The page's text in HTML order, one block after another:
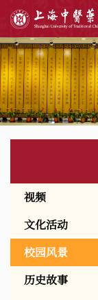
视频
文化活动
校园风景
历史故事